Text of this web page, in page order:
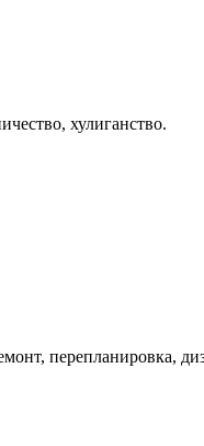
хулиганство.
перепланировка,